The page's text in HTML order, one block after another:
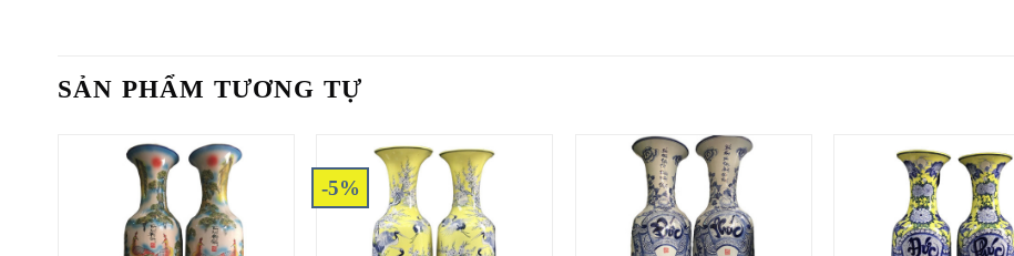
SẢN PHẨM TƯƠNG TỰ
-5%